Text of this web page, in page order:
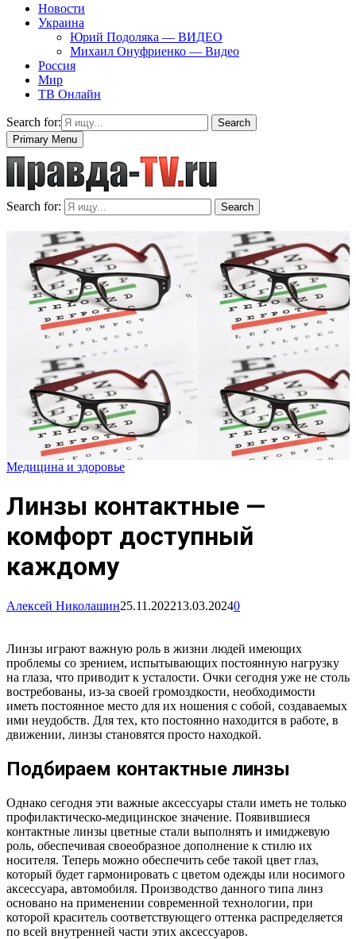
Новости
Украина
Юрий Подоляка — ВИДЕО
Михаил Онуфриенко — Видео
Россия
Мир
ТВ Онлайн
Search for:
Search
Primary Menu
Search for: Search
Медицина и здоровье
Линзы контактные —
комфорт доступный
каждому
Алексей Николашин25.11.202213.03.20240
Линзы играют важную роль в жизни людей имеющих
проблемы со зрением, испытывающих постоянную нагрузку
на глаза, что приводит к усталости. Очки сегодня уже не столь
востребованы, из-за своей громоздкости, необходимости
иметь постоянное место для их ношения с собой, создаваемых
ими неудобств. Для тех, кто постоянно находится в работе, в
движении, линзы становятся просто находкой.
Подбираем контактные линзы
Однако сегодня эти важные аксессуары стали иметь не только
профилактическо-медицинское значение. Появившиеся
контактные линзы цветные стали выполнять и имиджевую
роль, обеспечивая своеобразное дополнение к стилю их
носителя. Теперь можно обеспечить себе такой цвет глаз,
который будет гармонировать с цветом одежды или носимого
аксессуара, автомобиля. Производство данного типа линз
основано на применении современной технологии, при
которой краситель соответствующего оттенка распределяется
по всей внутренней части этих аксессуаров.